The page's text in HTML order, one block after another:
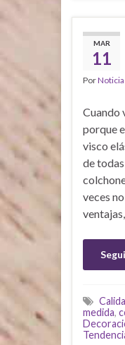
MAR
11
Por
Cuando
porque
visco
de
veces
medida,